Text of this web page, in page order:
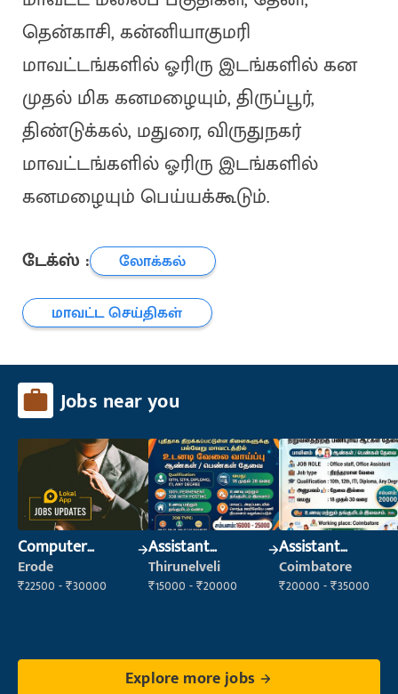
தென்காசி, கன்னியாகுமரி
மாவட்டங்களில் ஓரிரு இடங்களில் கன
முதல் மிக கனமழையும், திருப்பூர்,
திண்டுக்கல், மதுரை, விருதுநகர்
மாவட்டங்களில் ஓரிரு இடங்களில்
கனமழையும் பெய்யக்கூடும்.
டேக்ஸ் :
லோக்கல்
மாவட்ட செய்திகள்
Jobs near you
Computer
Operator
Erode
₹22500 - ₹30000
Assistant
Manager
Thirunelveli
₹15000 - ₹20000
Assistant
Manager
Coimbatore
₹20000 - ₹35000
Explore more jobs